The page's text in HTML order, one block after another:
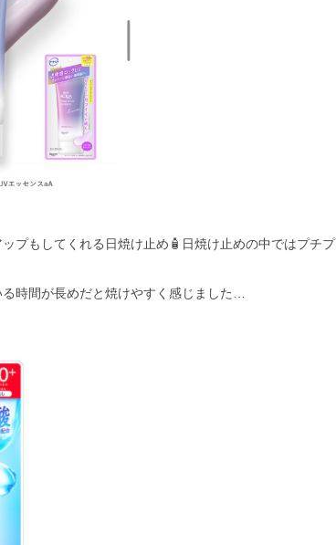
プもしてくれる日焼け止め🧴日焼け止めの中ではプチプ
時間が長めだと焼けやすく感じました…